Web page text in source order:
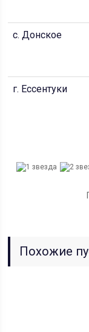
с. Донское
г. Ессентуки
Похожие